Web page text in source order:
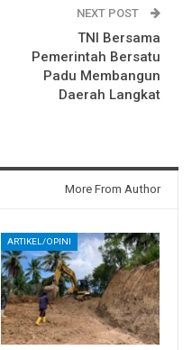
NEXT POST
TNI Bersama
Pemerintah Bersatu
Padu Membangun
Daerah Langkat
More From Author
ARTIKEL/OPINI